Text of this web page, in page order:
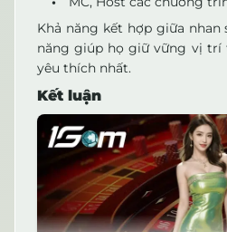
Khả năng kết hợp giữa nhan
năng giúp họ giữ vững vị trí
yêu thích nhất.
Kết luận